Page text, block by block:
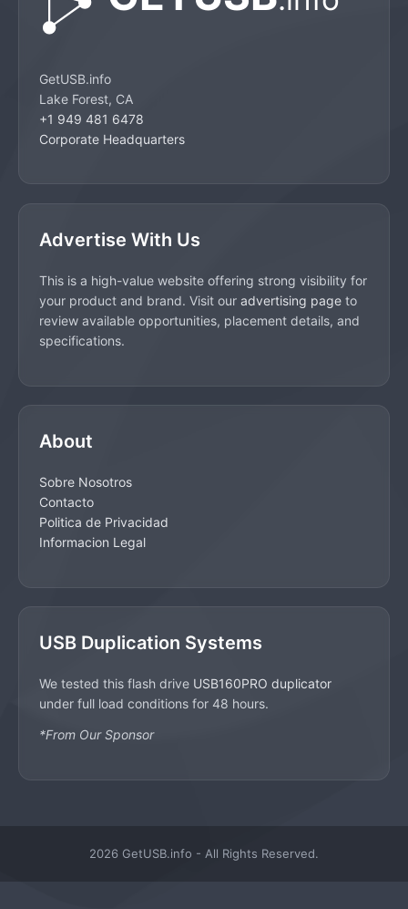
GetUSB.info
Lake Forest, CA
+1 949 481 6478
Corporate Headquarters
Advertise With Us
This is a high-value website offering strong visibility for
your product and brand. Visit our advertising page to
review available opportunities, placement details, and
specifications.
About
Sobre Nosotros
Contacto
Politica de Privacidad
Informacion Legal
USB Duplication Systems
We tested this flash drive USB160PRO duplicator
under full load conditions for 48 hours.
*From Our Sponsor
2026 GetUSB.info - All Rights Reserved.